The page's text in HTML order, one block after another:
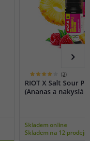
(3)
RIOT X Salt Sour
(Ananas a nakyslá
Skladem online
Skladem na 12